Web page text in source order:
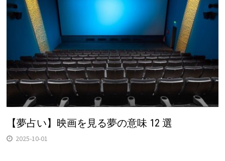
【夢占い】映画を見る夢の意味 12 選
2025-10-01